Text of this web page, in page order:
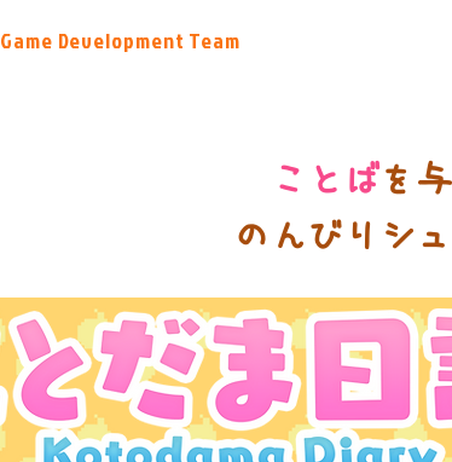
​Game Development Team
ことばを
のんびりシ